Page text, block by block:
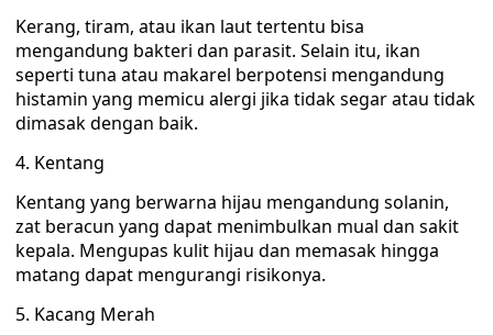
Kerang, tiram, atau ikan laut tertentu bisa
mengandung bakteri dan parasit. Selain itu, ikan
seperti tuna atau makarel berpotensi mengandung
histamin yang memicu alergi jika tidak segar atau tidak
dimasak dengan baik.
4. Kentang
Kentang yang berwarna hijau mengandung solanin,
zat beracun yang dapat menimbulkan mual dan sakit
kepala. Mengupas kulit hijau dan memasak hingga
matang dapat mengurangi risikonya.
5. Kacang Merah